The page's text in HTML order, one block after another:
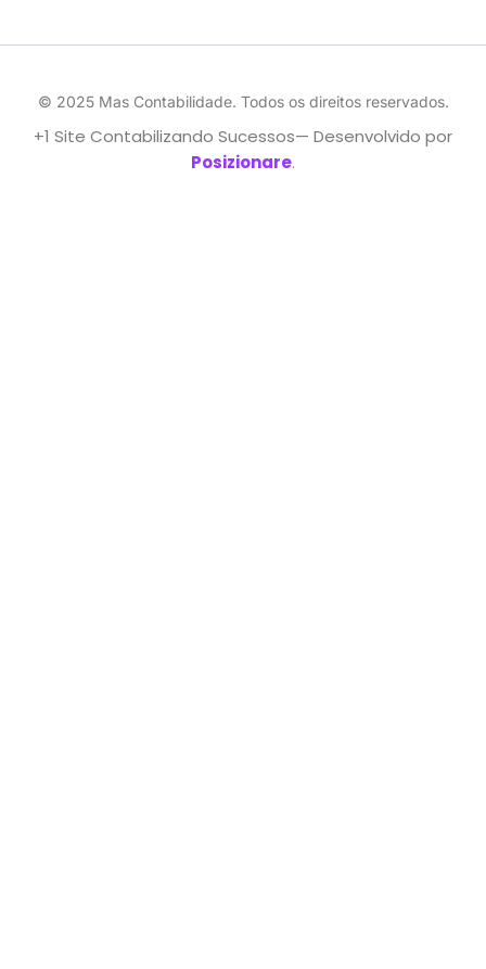
© 2025 Mas Contabilidade. Todos os direitos reservados.
+1 Site Contabilizando Sucessos— Desenvolvido por
Posizionare.